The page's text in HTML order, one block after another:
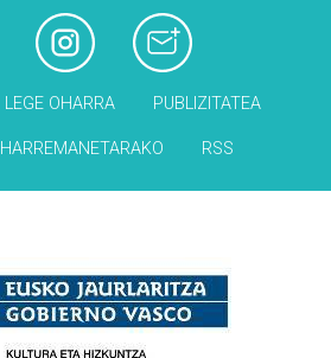
LEGE OHARRA PUBLIZITATEA
HARREMANETARAKO RSS